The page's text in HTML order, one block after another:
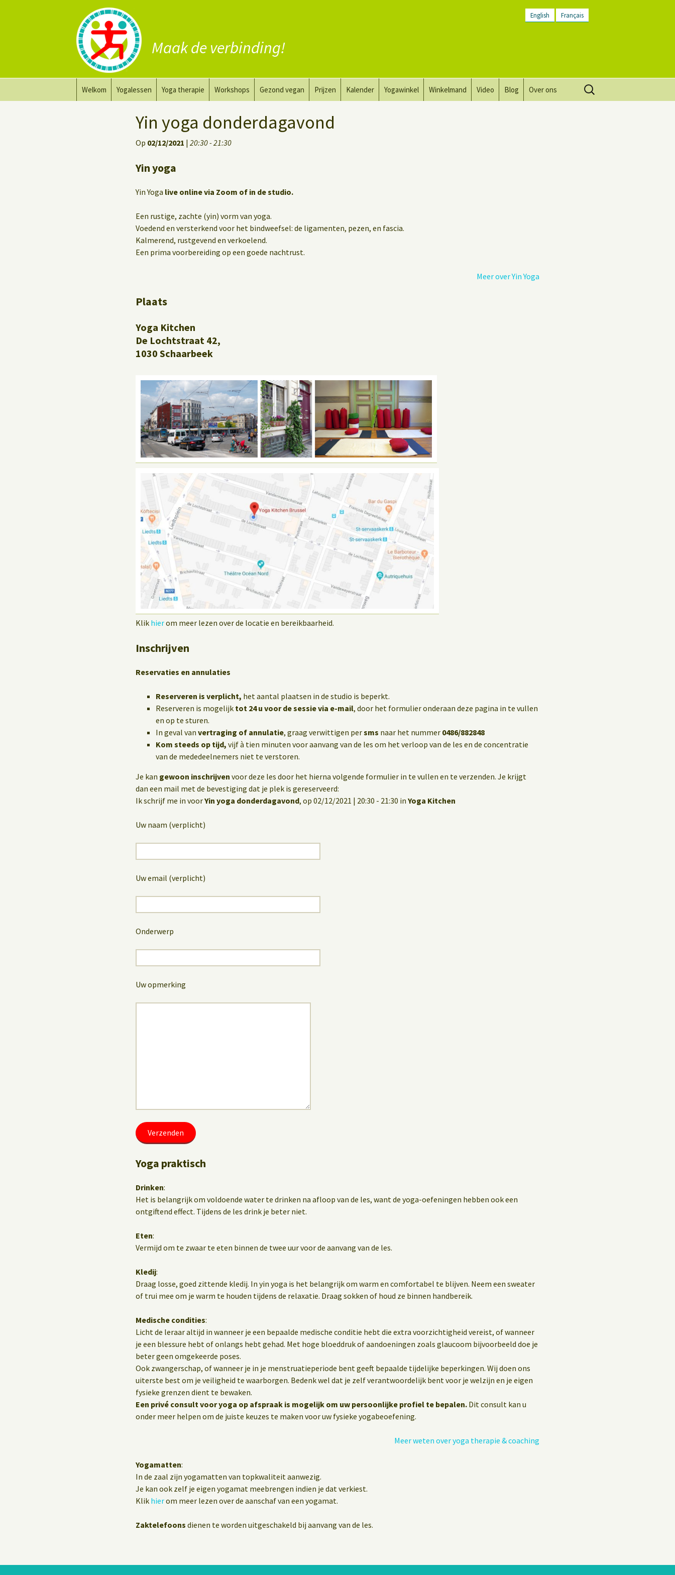
English Français
Maak de verbinding!
Welkom Yogalessen
Prana Yoga Flow Basic
Yoga op het werk
Yoga therapie
Yoga voor heling
Workshops
Naaktyoga voor mannen
Gezond vegan
Vervang zuivel
Prijzen Kalender Yogawinkel Winkelmand Video Blog Over ons
Zoeken
naar:
Yin yoga donderdagavond
Op 02/12/2021 | 20:30 - 21:30
Yin yoga
Yin Yoga live online via Zoom of in de studio.
Een rustige, zachte (yin) vorm van yoga.
Voedend en versterkend voor het bindweefsel: de ligamenten, pezen, en fascia.
Kalmerend, rustgevend en verkoelend.
Een prima voorbereiding op een goede nachtrust.
Meer over Yin Yoga
Plaats
Yoga Kitchen
De Lochtstraat 42,
1030 Schaarbeek
Klik hierom meer lezen over de locatie en bereikbaarheid.
Inschrijven
Reservaties en annulaties
Reserveren is verplicht, het aantal plaatsen in de studio is beperkt.
Reserveren is mogelijk tot 24 u voor de sessie via e-mail, door het formulier onderaan deze pagina in te vullen
en op te sturen.
In geval van vertraging of annulatie, graag verwittigen persms naar het nummer 0486/882848
Kom steeds op tijd, vijf à tien minuten voor aanvang van de les om het verloop van de les en de concentratie
van de mededeelnemers niet te verstoren.
Je kan gewoon inschrijven voor deze les door het hierna volgende formulier in te vullen en te verzenden. Je krijgt
dan een mail met de bevestiging dat je plek is gereserveerd:
Ik schrijf me in voorYin yoga donderdagavond, op 02/12/2021 | 20:30 - 21:30 in Yoga Kitchen
Uw naam (verplicht)
Uw email (verplicht)
Onderwerp
Uw opmerking
Yoga praktisch
Drinken:
Het is belangrijk om voldoende water te drinken na afloop van de les, want de yoga-oefeningen hebben ook een
ontgiftend effect. Tijdens de les drink je beter niet.
Eten:
Vermijd om te zwaar te eten binnen de twee uur voor de aanvang van de les.
Kledij:
Draag losse, goed zittende kledij. In yin yoga is het belangrijk om warm en comfortabel te blijven. Neem een sweater
of trui mee om je warm te houden tijdens de relaxatie. Draag sokken of houd ze binnen handbereik.
Medische condities:
Licht de leraar altijd in wanneer je een bepaalde medische conditie hebt die extra voorzichtigheid vereist, of wanneer
je een blessure hebt of onlangs hebt gehad. Met hoge bloeddruk of aandoeningen zoals glaucoom bijvoorbeeld doe je
beter geen omgekeerde poses.
Ook zwangerschap, of wanneer je in je menstruatieperiode bent geeft bepaalde tijdelijke beperkingen. Wij doen ons
uiterste best om je veiligheid te waarborgen. Bedenk wel dat je zelf verantwoordelijk bent voor je welzijn en je eigen
fysieke grenzen dient te bewaken.
Een privé consult voor yoga op afspraak is mogelijk om uw persoonlijke profiel te bepalen. Dit consult kan u
onder meer helpen om de juiste keuzes te maken voor uw fysieke yogabeoefening.
Meer weten over yoga therapie & coaching
Yogamatten:
In de zaal zijn yogamatten van topkwaliteit aanwezig.
Je kan ook zelf je eigen yogamat meebrengen indien je dat verkiest.
Klik hierom meer lezen over de aanschaf van een yogamat.
Zaktelefoons dienen te worden uitgeschakeld bij aanvang van de les.